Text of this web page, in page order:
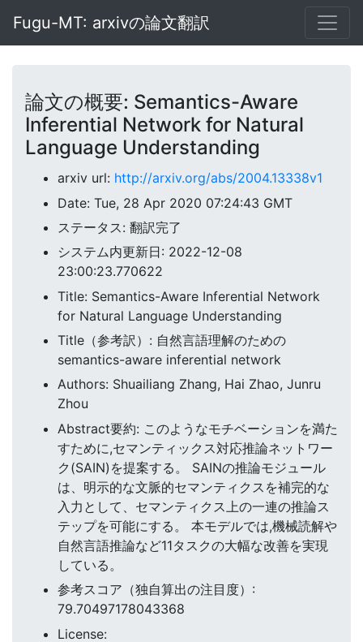
Fugu-MT: arxivの論文翻訳
論文の概要: Semantics-Aware
Inferential Network for Natural
Language Understanding
arxiv url: http://arxiv.org/abs/2004.13338v1
Date: Tue, 28 Apr 2020 07:24:43 GMT
ステータス: 翻訳完了
システム内更新日: 2022-12-08
23:00:23.770622
Title: Semantics-Aware Inferential Network
for Natural Language Understanding
Title（参考訳）: 自然言語理解のための
semantics-aware inferential network
Authors: Shuailiang Zhang, Hai Zhao, Junru
Zhou
Abstract要約: このようなモチベーションを満た
すために,セマンティックス対応推論ネットワー
ク(SAIN)を提案する。 SAINの推論モジュール
は、明示的な文脈的セマンティクスを補完的な
入力として、セマンティクス上の一連の推論ス
テップを可能にする。 本モデルでは,機械読解や
自然言語推論など11タスクの大幅な改善を実現
している。
参考スコア（独自算出の注目度）:
79.70497178043368
License: